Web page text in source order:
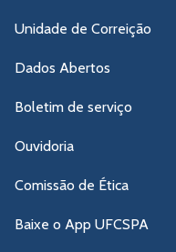
Unidade de Correição
Dados Abertos
Boletim de serviço
Ouvidoria
Comissão de Ética
Baixe o App UFCSPA